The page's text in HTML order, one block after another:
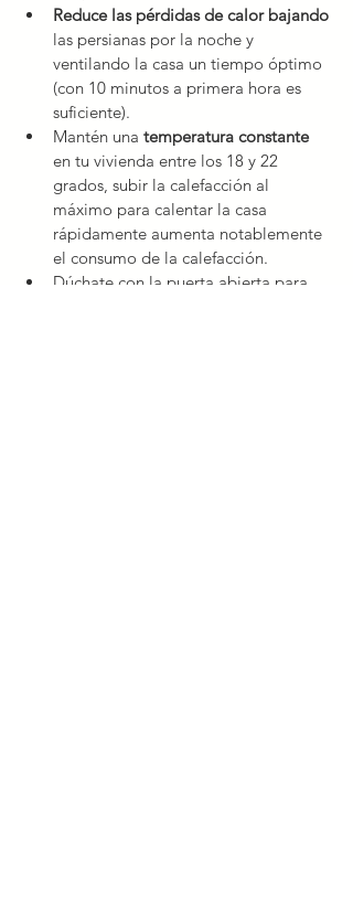
Reduce las pérdidas de calor bajando
las persianas por la noche y
ventilando la casa un tiempo óptimo
(con 10 minutos a primera hora es
suficiente).
Mantén una temperatura constante
en tu vivienda entre los 18 y 22
grados, subir la calefacción al
máximo para calentar la casa
rápidamente aumenta notablemente
el consumo de la calefacción.
Dúchate con la puerta abierta para